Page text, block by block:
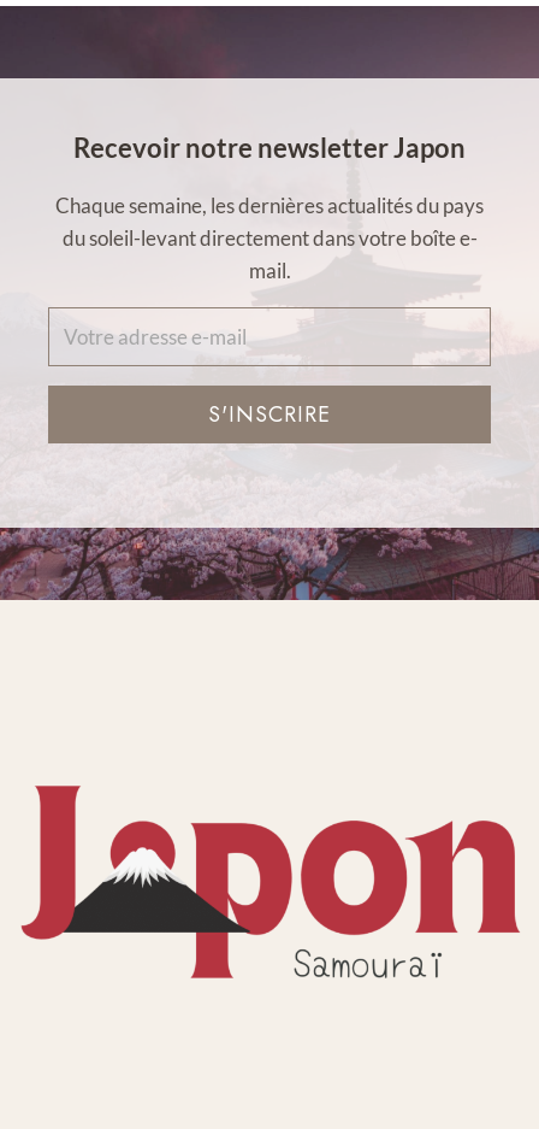
Recevoir notre newsletter Japon
Chaque semaine, les dernières actualités du pays
du soleil-levant directement dans votre boîte e-
mail.
S'INSCRIRE